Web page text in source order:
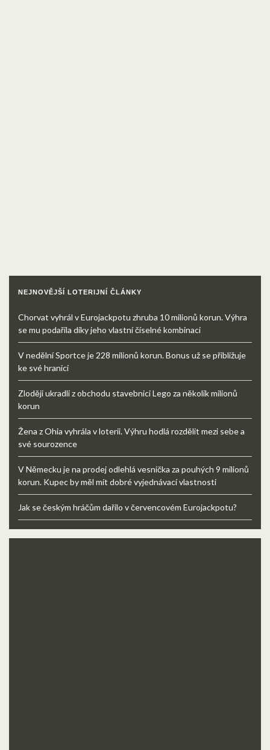
NEJNOVĚJŠÍ LOTERIJNÍ ČLÁNKY
Chorvat vyhrál v Eurojackpotu zhruba 10 milionů korun. Výhra
se mu podařila díky jeho vlastní číselné kombinaci
V nedělní Sportce je 228 milionů korun. Bonus už se přibližuje
ke své hranici
Zloději ukradli z obchodu stavebnici Lego za několik milionů
korun
Žena z Ohia vyhrála v loterii. Výhru hodlá rozdělit mezi sebe a
své sourozence
V Německu je na prodej odlehlá vesnička za pouhých 9 milionů
korun. Kupec by měl mít dobré vyjednávací vlastnosti
Jak se českým hráčům dařilo v červencovém Eurojackpotu?